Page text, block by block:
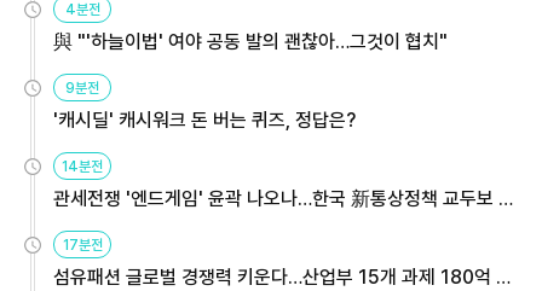
4분전
與 "'하늘이법' 여야 공동 발의 괜찮아…그것이 협치"
9분전
'캐시딜' 캐시워크 돈 버는 퀴즈, 정답은?
14분전
관세전쟁 '엔드게임' 윤곽 나오나…한국 新통상정책 교두보 활
용해야
17분전
섬유패션 글로벌 경쟁력 키운다…산업부 15개 과제 180억 지